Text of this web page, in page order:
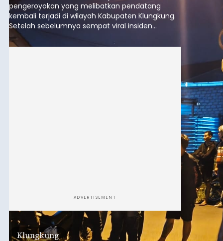
pengeroyokan yang melibatkan pendatang
kembali terjadi di wilayah Kabupaten Klungkung.
Setelah sebelumnya sempat viral insiden
keributan di barat Pasar Galiran, peristiwa serupa
kini menimpa seorang pemuda asal Kabupaten
ADVERTISEMENT
Klungkung